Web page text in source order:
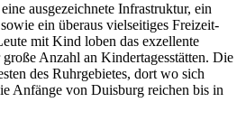
ausgezeichnete Infrastruktur, ein
ein überaus vielseitiges Freizeit-
mit Kind loben das exzellente
Anzahl an Kindertagesstätten. Die
des Ruhrgebietes, dort wo sich
Anfänge von Duisburg reichen bis in